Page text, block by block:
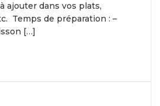
ajouter dans vos plats,
Temps de préparation : –
[…]